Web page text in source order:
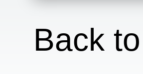
Back